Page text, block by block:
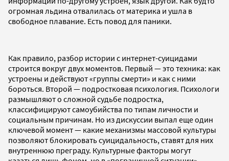
огромная льдина отвалилась от материка и ушла в
свободное плавание. Есть повод для паники.
Как правило, разбор истории с интернет-суицидами
строится вокруг двух моментов. Первый — это техника: как
устроены и действуют «группы смерти» и как с ними
бороться. Второй — подростковая психология. Психологи
размышляют о сложной судьбе подростка,
классифицируют самоубийства по типам личности и
социальным причинам. Но из дискуссии выпал еще один
ключевой момент — какие механизмы массовой культуры
позволяют блокировать суицидальность, ставят для них
внутреннюю преграду. Культурные факторы могут